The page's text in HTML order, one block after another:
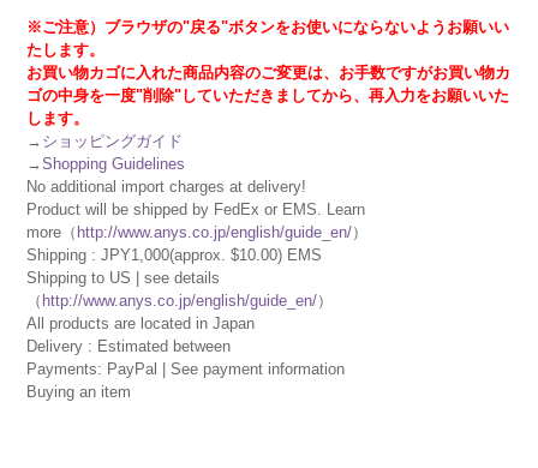
※ご注意）ブラウザの"戻る"ボタンをお使いにならないようお願いい
たします。
お買い物カゴに入れた商品内容のご変更は、お手数ですがお買い物カ
ゴの中身を一度"削除"していただきましてから、再入力をお願いいた
します。
→ ショッピングガイド
→Shopping Guidelines
No additional import charges at delivery!
Product will be shipped by FedEx or EMS. Learn
more（ http://www.anys.co.jp/english/guide_en/）
Shipping : JPY1,000(approx. $10.00) EMS
Shipping to US | see details
（ http://www.anys.co.jp/english/guide_en/）
All products are located in Japan
Delivery : Estimated between
Payments: PayPal | See payment information
Buying an item